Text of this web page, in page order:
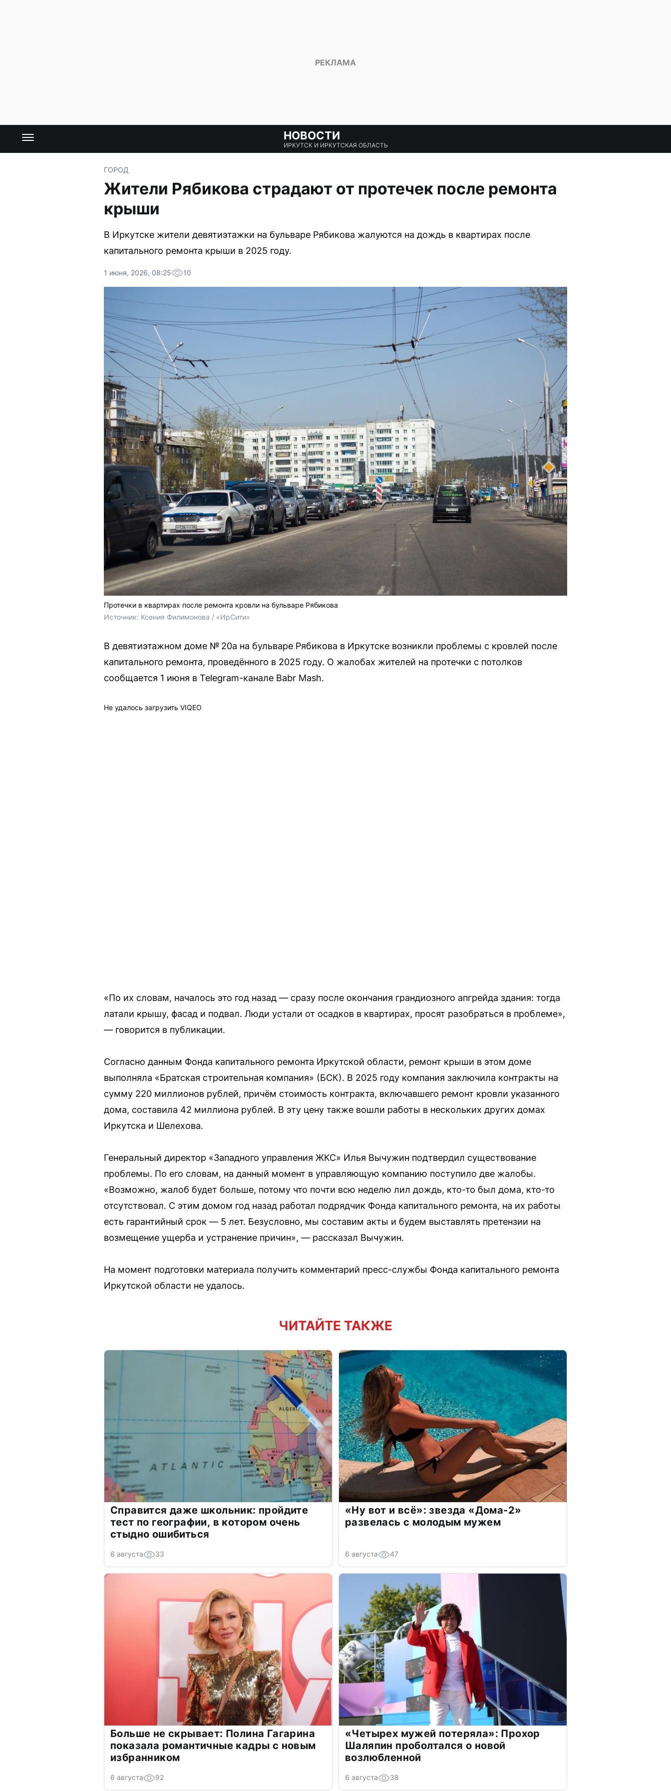
НОВОСТИ
ИРКУТСК И ИРКУТСКАЯ ОБЛАСТЬ
ГОРОД
Жители Рябикова страдают от протечек после ремонта
крыши
В Иркутске жители девятиэтажки на бульваре Рябикова жалуются на дождь в квартирах после
капитального ремонта крыши в 2025 году.
1 июня, 2026, 08:25 10
Протечки в квартирах после ремонта кровли на бульваре Рябикова
Источник: Ксения Филимонова / «ИрСити»
В девятиэтажном доме № 20а на бульваре Рябикова в Иркутске возникли проблемы с кровлей после
капитального ремонта, проведённого в 2025 году. О жалобах жителей на протечки с потолков
сообщается 1 июня в Telegram-канале Babr Mash.
Не удалось загрузить VIQEO
«По их словам, началось это год назад — сразу после окончания грандиозного апгрейда здания: тогда
латали крышу, фасад и подвал. Люди устали от осадков в квартирах, просят разобраться в проблеме»,
— говорится в публикации.
Согласно данным Фонда капитального ремонта Иркутской области, ремонт крыши в этом доме
выполняла «Братская строительная компания» (БСК). В 2025 году компания заключила контракты на
сумму 220 миллионов рублей, причём стоимость контракта, включавшего ремонт кровли указанного
дома, составила 42 миллиона рублей. В эту цену также вошли работы в нескольких других домах
Иркутска и Шелехова.
Генеральный директор «Западного управления ЖКС» Илья Вычужин подтвердил существование
проблемы. По его словам, на данный момент в управляющую компанию поступило две жалобы.
«Возможно, жалоб будет больше, потому что почти всю неделю лил дождь, кто-то был дома, кто-то
отсутствовал. С этим домом год назад работал подрядчик Фонда капитального ремонта, на их работы
есть гарантийный срок — 5 лет. Безусловно, мы составим акты и будем выставлять претензии на
возмещение ущерба и устранение причин», — рассказал Вычужин.
На момент подготовки материала получить комментарий пресс-службы Фонда капитального ремонта
Иркутской области не удалось.
ЧИТАЙТЕ ТАКЖЕ
Справится даже школьник: пройдите
тест по географии, в котором очень
стыдно ошибиться
6 августа 33
«Ну вот и всё»: звезда «Дома-2»
развелась с молодым мужем
6 августа 47
Больше не скрывает: Полина Гагарина
показала романтичные кадры с новым
избранником
6 августа 92
«Четырех мужей потеряла»: Прохор
Шаляпин проболтался о новой
возлюбленной
6 августа 38